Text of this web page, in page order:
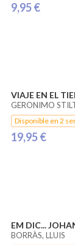
9,95 €
VIAJE EN EL
GERONIMO
Disponible en 2
19,95 €
EM DIC...
BORRÀS, LLUIS